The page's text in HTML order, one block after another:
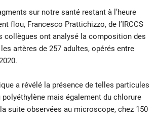
sur notre santé restant à l’heure
flou, Francesco Prattichizzo, de l’IRCCS
collègues ont analysé la composition des
artères de 257 adultes, opérés entre
a révélé la présence de telles particules
mais également du chlorure
suite observées au microscope, chez 150